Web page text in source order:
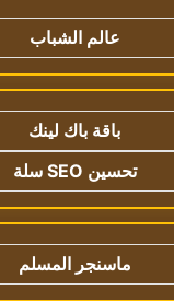
عالم الشباب
باقة باك لينك
تحسين SEO سلة
ماسنجر المسلم